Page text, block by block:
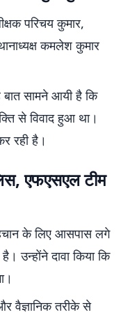
परिचय कुमार,
कमलेश कुमार
बात सामने आयी है कि
से विवाद हुआ था।
रही है।
एफएसएल टीम
के लिए आसपास लगे
उन्होंने दावा किया कि
वैज्ञानिक तरीके से